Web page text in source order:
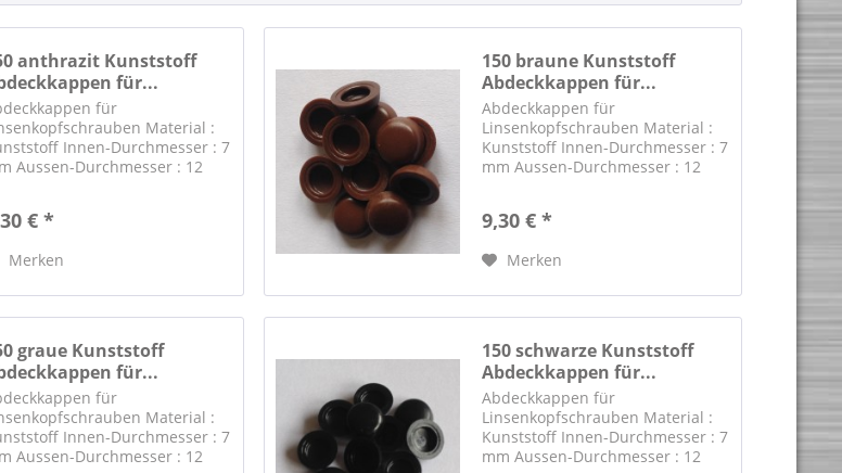
anthrazit Kunststoff
für...
für
Material :
Innen-Durchmesser : 7
Aussen-Durchmesser : 12
bieten wir
.
€ *
Merken
150 braune Kunststoff
Abdeckkappen für...
Abdeckkappen für
Linsenkopfschrauben Material :
Kunststoff Innen-Durchmesser : 7
mm Aussen-Durchmesser : 12
Blechschrauben bieten wir
"Blechschrauben" .
9,30 € *
Merken
graue Kunststoff
für...
für
Material :
Innen-Durchmesser : 7
Aussen-Durchmesser : 12
150 schwarze Kunststoff
Abdeckkappen für...
Abdeckkappen für
Linsenkopfschrauben Material :
Kunststoff Innen-Durchmesser : 7
mm Aussen-Durchmesser : 12